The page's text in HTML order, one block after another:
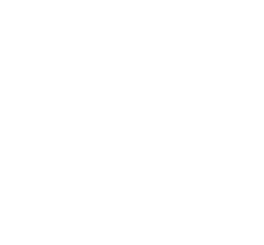
「水頭症」の概要を知っていただくことができます。